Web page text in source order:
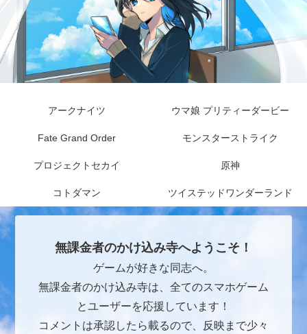
アークナイツ ウマ娘 プリティーダービー
Fate Grand Order モンスターストライク
プロジェクトセカイ 原神
コトダマン ツイステッドワンダーランド
無課金者のかけ込み寺へようこそ！
ゲームが好きな同志へ。
無課金者のかけ込み寺は、全てのスマホゲーム
とユーザーを応援しています！
コメントは承認したら載るので、反映まで少々